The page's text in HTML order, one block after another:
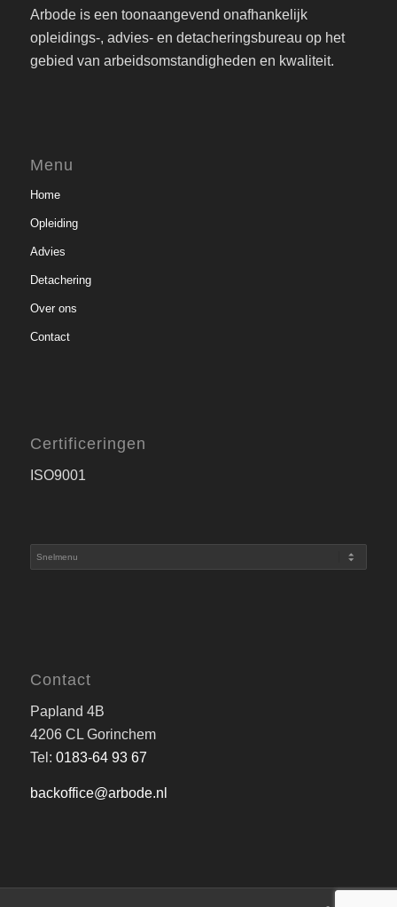
Arbode is een toonaangevend onafhankelijk
opleidings-, advies- en detacheringsbureau op het
gebied van arbeidsomstandigheden en kwaliteit.
Menu
Home
Opleiding
Advies
Detachering
Over ons
Contact
Certificeringen
ISO9001
Contact
Papland 4B
4206 CL Gorinchem
Tel: 0183-64 93 67
backoffice@arbode.nl